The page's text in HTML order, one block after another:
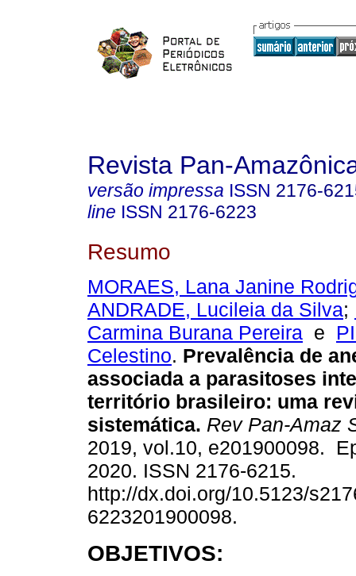
Revista Pan-
versão impressa ISSN 2176-
line ISSN 2176-6223
Resumo
MORAES, Lana Janine
ANDRADE, Lucileia da Silva;
Carmina Burana Pereira e
Celestino. Prevalência de
associada a parasitoses
território brasileiro: uma
sistemática. Rev Pan-Amaz
2019, vol.10, e201900098.
2020. ISSN 2176-6215.
http://dx.doi.org/10.5123/
6223201900098.
OBJETIVOS: